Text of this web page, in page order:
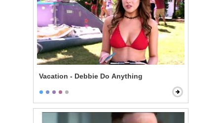
Vacation - Debbie Do Anything